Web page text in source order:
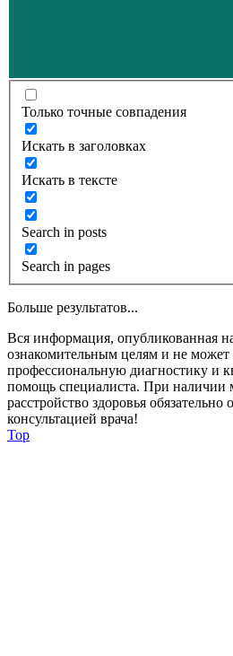
Только точные совпадения
Искать в заголовках
Искать в тексте
Search in posts
Search in pages
Больше результатов...
Вся информация, опубликованная
ознакомительным целям и не может
профессиональную диагностику и
помощь специалиста. При наличии
расстройство здоровья обязательно
консультацией врача!
Top